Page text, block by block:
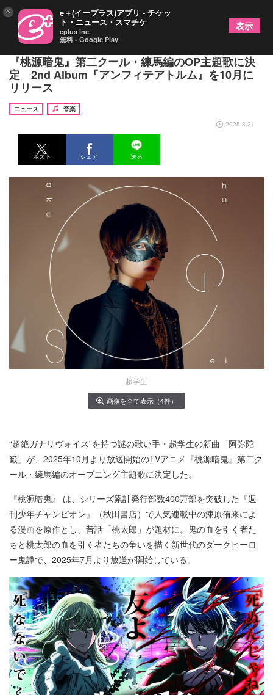
歌い手・超学生、新曲「阿弥陀籤」がTVアニメ
『桃源暗鬼』第二クール・練馬編のOP主題歌に決
定 2nd Album『アンフィテアトルム』を10月に
リリース
ニュース
音楽
2025.8.21
ポスト シェア 送る
超学生
画像を全て表示（4件）
“超絶ガナリヴォイス”を持つ謎の歌い手・超学生の新曲「阿弥陀
籤」が、2025年10月より放送開始のTVアニメ『桃源暗鬼』第二ク
ール・練馬編のオープニング主題歌に決定した。
『桃源暗鬼』 は、シリーズ累計発行部数400万部を突破した『週
刊少年チャンピオン』（秋田書店）で人気連載中の漆原侑来によ
る漫画を原作とし、昔話「桃太郎」が題材に。鬼の血を引く者た
ちと桃太郎の血を引く者たちの争いを描く新世代のダークヒーロ
ー鬼譚で、2025年7月より放送が開始している。
× e＋(イープラス)アプリ - チケッ
ト・ニュース・スマチケ
eplus inc.
無料 - Google Play
表示